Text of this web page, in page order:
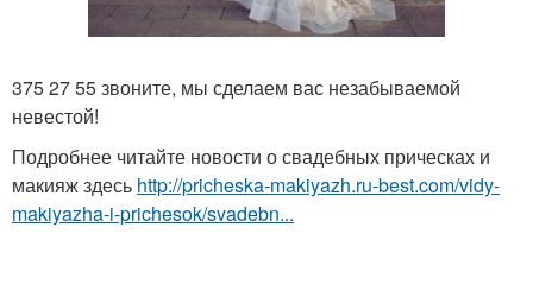
375 27 55 звоните, мы сделаем вас незабываемой
невестой!
Подробнее читайте новости о свадебных прическах и
макияж здесь http://pricheska-makiyazh.ru-best.com/vidy-
makiyazha-i-prichesok/svadebn...